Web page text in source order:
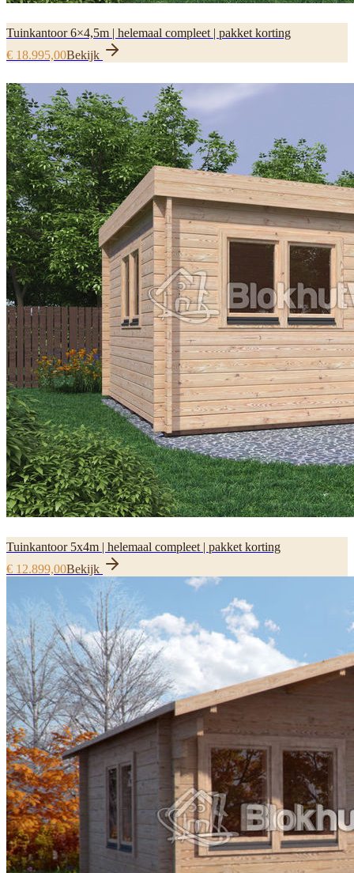
Tuinkantoor 6×4,5m | helemaal compleet | pakket korting
€ 18.995,00Bekijk
Tuinkantoor 5x4m | helemaal compleet | pakket korting
€ 12.899,00Bekijk